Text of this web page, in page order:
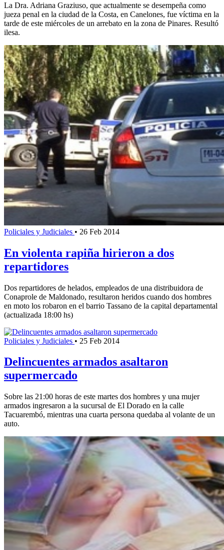
La Dra. Adriana Graziuso, que actualmente se desempeña como
jueza penal en la ciudad de la Costa, en Canelones, fue víctima en la
tarde de este miércoles de un arrebato en la zona de Pinares. Resultó
ilesa.
Policiales y Judiciales • 26 Feb 2014
En violenta rapiña hirieron a dos
repartidores
Dos repartidores de helados, empleados de una distribuidora de
Conaprole de Maldonado, resultaron heridos cuando dos hombres
en moto los robaron en el barrio Tassano de la capital departamental
(actualizada 18:00 hs)
Policiales y Judiciales • 25 Feb 2014
Delincuentes armados asaltaron
supermercado
Sobre las 21:00 horas de este martes dos hombres y una mujer
armados ingresaron a la sucursal de El Dorado en la calle
Tacuarembó, mientras una cuarta persona quedaba al volante de un
auto.